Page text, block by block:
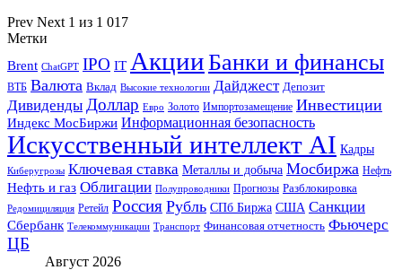
Prev Next 1 из 1 017
Метки
Brent ChatGPT IPO IT АкцииБанки и финансы
ВТБ Валюта Вклад Высокие технологии Дайджест Депозит
Дивиденды Доллар Евро Золото Импортозамещение Инвестиции
Индекс МосБиржи Информационная безопасность
Искусственный интеллект AI Кадры
Киберугрозы Ключевая ставка Металлы и добыча Мосбиржа Нефть
Нефть и газ Облигации Полупроводники Прогнозы Разблокировка
Редомициляция Ретейл Россия Рубль СПб Биржа США Санкции
Сбербанк Телекоммуникации Транспорт Финансовая отчетность Фьючерс
ЦБ
Август 2026